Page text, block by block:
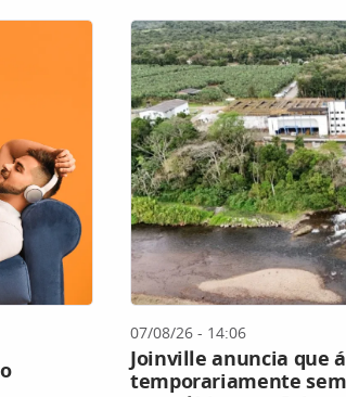
07/08/26 - 14:06
Joinville anuncia que
temporariamente